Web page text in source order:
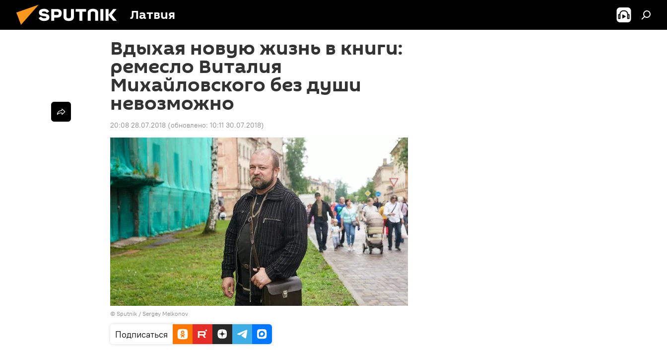
Латвия
Вдыхая новую жизнь в книги:
ремесло Виталия
Михайловского без души
невозможно
20:08 28.07.2018 (обновлено: 10:11 30.07.2018)
© Sputnik / Sergey Melkonov
Подписаться